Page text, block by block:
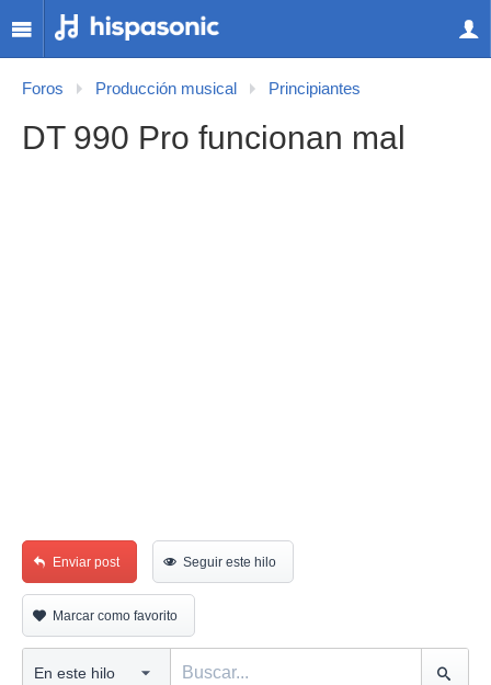
Foros Producción musical Principiantes
DT 990 Pro funcionan mal
Enviar post Seguir este hilo
Marcar como favorito